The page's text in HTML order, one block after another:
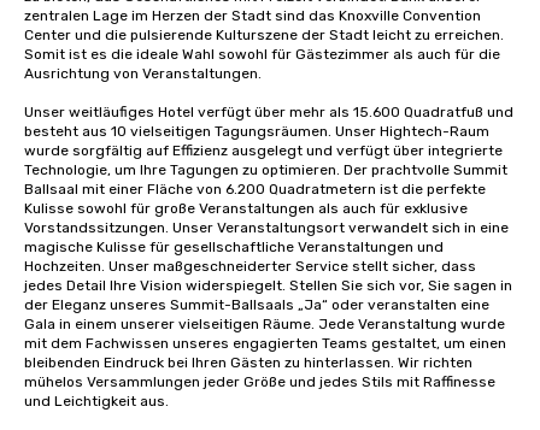
zentralen Lage im Herzen der Stadt sind das Knoxville Convention
Center und die pulsierende Kulturszene der Stadt leicht zu erreichen.
Somit ist es die ideale Wahl sowohl für Gästezimmer als auch für die
Ausrichtung von Veranstaltungen.
Unser weitläufiges Hotel verfügt über mehr als 15.600 Quadratfuß und
besteht aus 10 vielseitigen Tagungsräumen. Unser Hightech-Raum
wurde sorgfältig auf Effizienz ausgelegt und verfügt über integrierte
Technologie, um Ihre Tagungen zu optimieren. Der prachtvolle Summit
Ballsaal mit einer Fläche von 6.200 Quadratmetern ist die perfekte
Kulisse sowohl für große Veranstaltungen als auch für exklusive
Vorstandssitzungen. Unser Veranstaltungsort verwandelt sich in eine
magische Kulisse für gesellschaftliche Veranstaltungen und
Hochzeiten. Unser maßgeschneiderter Service stellt sicher, dass
jedes Detail Ihre Vision widerspiegelt. Stellen Sie sich vor, Sie sagen in
der Eleganz unseres Summit-Ballsaals „Ja“ oder veranstalten eine
Gala in einem unserer vielseitigen Räume. Jede Veranstaltung wurde
mit dem Fachwissen unseres engagierten Teams gestaltet, um einen
bleibenden Eindruck bei Ihren Gästen zu hinterlassen. Wir richten
mühelos Versammlungen jeder Größe und jedes Stils mit Raffinesse
und Leichtigkeit aus.